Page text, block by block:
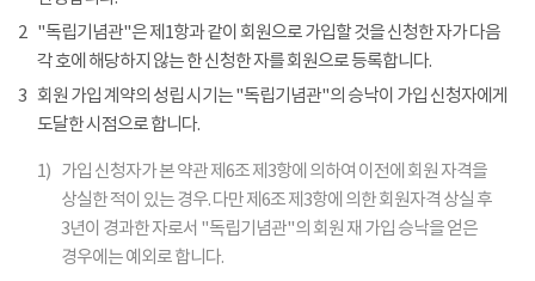
2 "독립기념관"은 제1항과 같이 회원으로 가입할 것을 신청한 자가 다음
각 호에 해당하지 않는 한 신청한 자를 회원으로 등록합니다.
3 회원 가입 계약의 성립 시기는 "독립기념관"의 승낙이 가입 신청자에게
도달한 시점으로 합니다.
1) 가입 신청자가 본 약관 제6조 제3항에 의하여 이전에 회원 자격을
상실한 적이 있는 경우. 다만 제6조 제3항에 의한 회원자격 상실 후
3년이 경과한 자로서 "독립기념관"의 회원 재 가입 승낙을 얻은
경우에는 예외로 합니다.